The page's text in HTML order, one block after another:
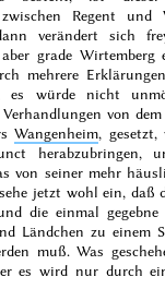
Regent
verändert sich
grade Wirtemberg
mehrere
es würde nicht
von
Wangenheim, gesetzt,
herabzubringen,
von seiner mehr
jetzt wohl ein, daß
die einmal gegebne
Ländchen zu einem
muß. Was
es wird nur durch